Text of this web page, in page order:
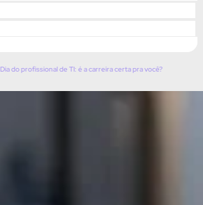
Dia do profissional de TI: é a carreira certa pra você?